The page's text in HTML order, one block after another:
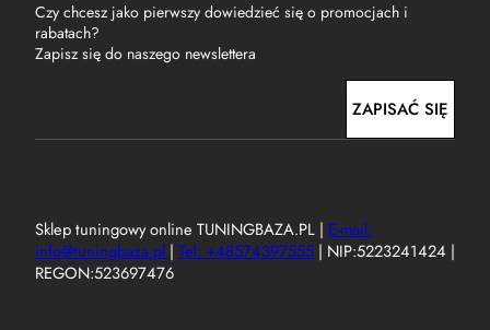
Czy chcesz jako pierwszy dowiedzieć się o promocjach i
rabatach?
Zapisz się do naszego newslettera
a
ZAPISAĆ SIĘ
Sklep tuningowy online TUNINGBAZA.PL | E-mail:
info@tuningbaza.pl | Tel: +48574397555 | NIP:5223241424 |
REGON:523697476